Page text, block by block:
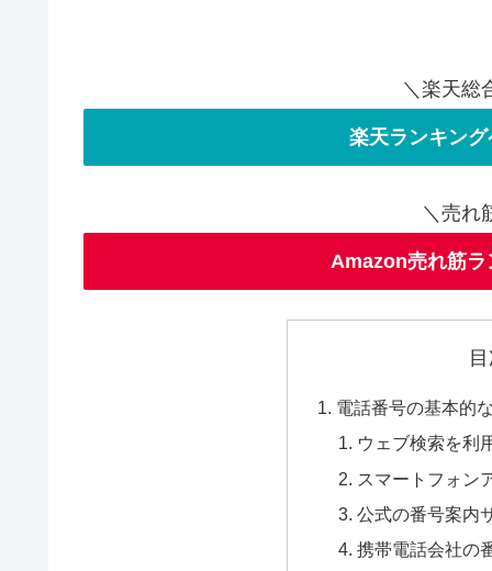
＼楽天総
楽天ランキン
＼売れ
Amazon売れ筋ラ
電話番号の基本的
ウェブ検索を利
スマートフォン
公式の番号案内
携帯電話会社の